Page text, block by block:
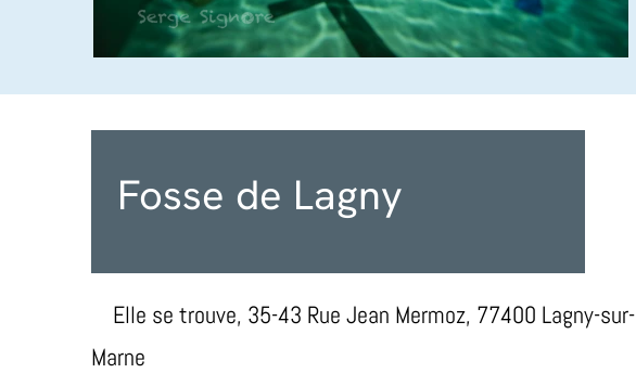
Fosse de Lagny
Elle se trouve, 35-43 Rue Jean Mermoz, 77400 Lagny-sur-
Marne